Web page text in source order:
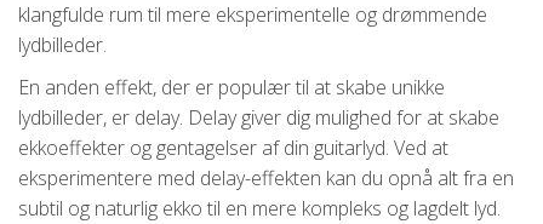
klangfulde rum til mere eksperimentelle og drømmende
lydbilleder.
En anden effekt, der er populær til at skabe unikke
lydbilleder, er delay. Delay giver dig mulighed for at skabe
ekkoeffekter og gentagelser af din guitarlyd. Ved at
eksperimentere med delay-effekten kan du opnå alt fra en
subtil og naturlig ekko til en mere kompleks og lagdelt lyd.